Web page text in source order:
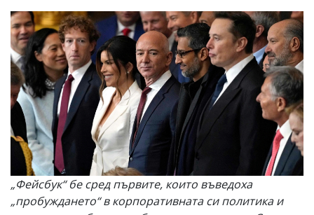
„Фейсбук“ бе сред първите, които въведоха
„пробуждането“ в корпоративната си политика и